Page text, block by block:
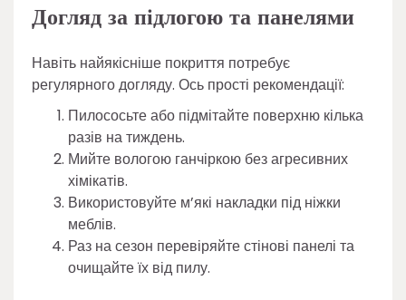
Догляд за підлогою та панелями
Навіть найякісніше покриття потребує
регулярного догляду. Ось прості рекомендації:
Пилососьте або підмітайте поверхню кілька
разів на тиждень.
Мийте вологою ганчіркою без агресивних
хімікатів.
Використовуйте м’які накладки під ніжки
меблів.
Раз на сезон перевіряйте стінові панелі та
очищайте їх від пилу.